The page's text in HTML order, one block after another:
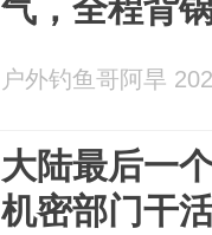
气，全程背
户外钓鱼哥阿旱
大陆最后一
机密部门干